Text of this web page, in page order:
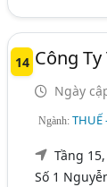
14 Công
Ngày
Ngành:THUẾ
Tầng
Số 1